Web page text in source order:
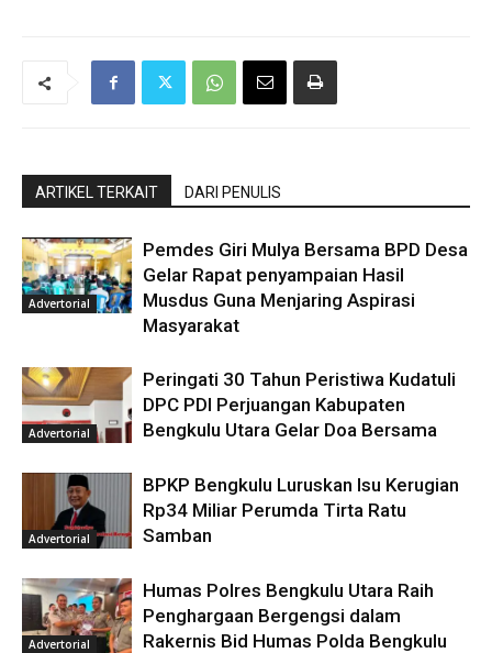
ARTIKEL TERKAIT DARI PENULIS
Advertorial
Pemdes Giri Mulya Bersama BPD Desa
Gelar Rapat penyampaian Hasil
Musdus Guna Menjaring Aspirasi
Masyarakat
Advertorial
Peringati 30 Tahun Peristiwa Kudatuli
DPC PDI Perjuangan Kabupaten
Bengkulu Utara Gelar Doa Bersama
Advertorial
BPKP Bengkulu Luruskan Isu Kerugian
Rp34 Miliar Perumda Tirta Ratu
Samban
Advertorial
Humas Polres Bengkulu Utara Raih
Penghargaan Bergengsi dalam
Rakernis Bid Humas Polda Bengkulu